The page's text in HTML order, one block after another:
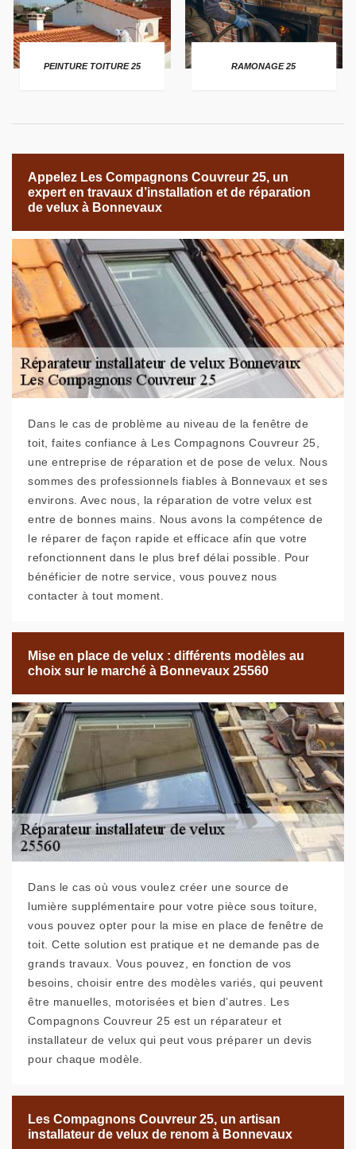
PEINTURE TOITURE 25 RAMONAGE 25
Appelez Les Compagnons Couvreur 25, un
expert en travaux d’installation et de réparation
de velux à Bonnevaux
Dans le cas de problème au niveau de la fenêtre de
toit, faites confiance à Les Compagnons Couvreur 25,
une entreprise de réparation et de pose de velux. Nous
sommes des professionnels fiables à Bonnevaux et ses
environs. Avec nous, la réparation de votre velux est
entre de bonnes mains. Nous avons la compétence de
le réparer de façon rapide et efficace afin que votre
refonctionnent dans le plus bref délai possible. Pour
bénéficier de notre service, vous pouvez nous
contacter à tout moment.
Mise en place de velux : différents modèles au
choix sur le marché à Bonnevaux 25560
Dans le cas où vous voulez créer une source de
lumière supplémentaire pour votre pièce sous toiture,
vous pouvez opter pour la mise en place de fenêtre de
toit. Cette solution est pratique et ne demande pas de
grands travaux. Vous pouvez, en fonction de vos
besoins, choisir entre des modèles variés, qui peuvent
être manuelles, motorisées et bien d’autres. Les
Compagnons Couvreur 25 est un réparateur et
installateur de velux qui peut vous préparer un devis
pour chaque modèle.
Les Compagnons Couvreur 25, un artisan
installateur de velux de renom à Bonnevaux